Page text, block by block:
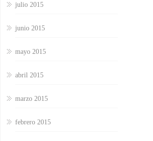
julio 2015
junio 2015
mayo 2015
abril 2015
marzo 2015
febrero 2015